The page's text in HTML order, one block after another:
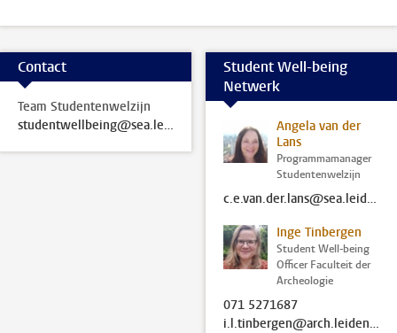
Contact
Team Studentenwelzijn
studentwellbeing@sea.leidenuniv.nl
Student Well-being
Netwerk
Angela van der
Lans
Programmamanager
Studentenwelzijn
c.e.van.der.lans@sea.leidenuniv.nl
Inge Tinbergen
Student Well-being
Officer Faculteit der
Archeologie
071 5271687
i.l.tinbergen@arch.leidenuniv.nl